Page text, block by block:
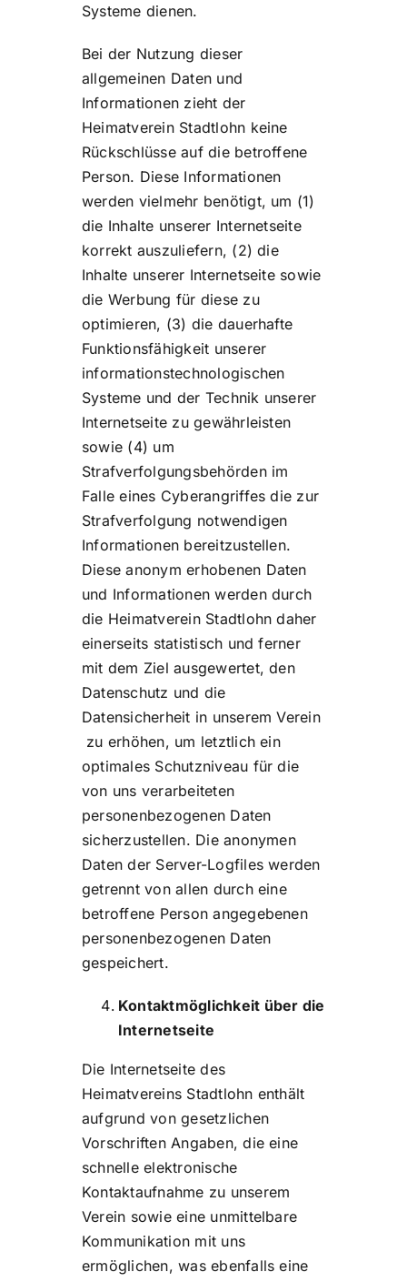
Systeme dienen.
Bei der Nutzung dieser
allgemeinen Daten und
Informationen zieht der
Heimatverein Stadtlohn keine
Rückschlüsse auf die betroffene
Person. Diese Informationen
werden vielmehr benötigt, um (1)
die Inhalte unserer Internetseite
korrekt auszuliefern, (2) die
Inhalte unserer Internetseite sowie
die Werbung für diese zu
optimieren, (3) die dauerhafte
Funktionsfähigkeit unserer
informationstechnologischen
Systeme und der Technik unserer
Internetseite zu gewährleisten
sowie (4) um
Strafverfolgungsbehörden im
Falle eines Cyberangriffes die zur
Strafverfolgung notwendigen
Informationen bereitzustellen.
Diese anonym erhobenen Daten
und Informationen werden durch
die Heimatverein Stadtlohn daher
einerseits statistisch und ferner
mit dem Ziel ausgewertet, den
Datenschutz und die
Datensicherheit in unserem Verein
zu erhöhen, um letztlich ein
optimales Schutzniveau für die
von uns verarbeiteten
personenbezogenen Daten
sicherzustellen. Die anonymen
Daten der Server-Logfiles werden
getrennt von allen durch eine
betroffene Person angegebenen
personenbezogenen Daten
gespeichert.
Kontaktmöglichkeit über die
Internetseite
Die Internetseite des
Heimatvereins Stadtlohn enthält
aufgrund von gesetzlichen
Vorschriften Angaben, die eine
schnelle elektronische
Kontaktaufnahme zu unserem
Verein sowie eine unmittelbare
Kommunikation mit uns
ermöglichen, was ebenfalls eine